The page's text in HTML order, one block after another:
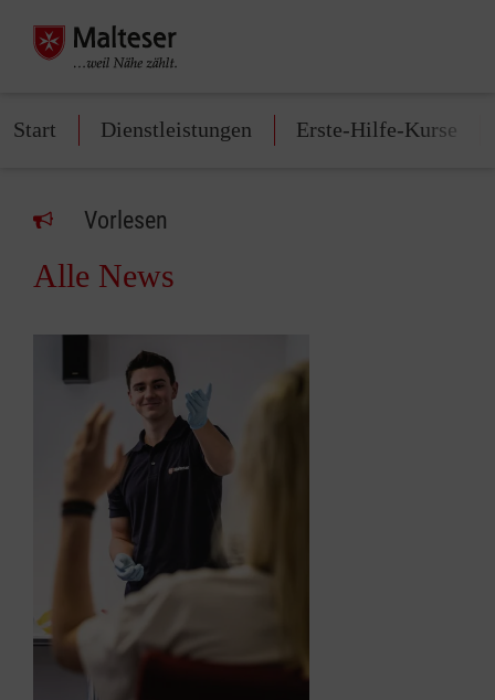
Start Dienstleistungen Erste-Hilfe-Kurse
Vorlesen
Alle News